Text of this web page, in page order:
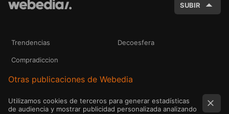
SUBIR
Trendencias Decoesfera
Compradiccion
Otras publicaciones de Webedia
Utilizamos cookies de terceros para generar estadísticas
de audiencia y mostrar publicidad personalizada analizando